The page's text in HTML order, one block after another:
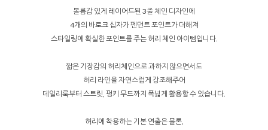
볼륨감 있게 레이어드된 3줄 체인 디자인에
4개의 바로크 십자가 펜던트 포인트가 더해져
스타일링에 확실한 포인트를 주는 허리 체인 아이템입니다.
짧은 기장감의 허리체인으로 과하지 않으면서도
허리 라인을 자연스럽게 강조해주어
데일리룩부터 스트릿, 펑키 무드까지 폭넓게 활용할 수 있습니다.
허리에 착용하는 기본 연출은 물론,